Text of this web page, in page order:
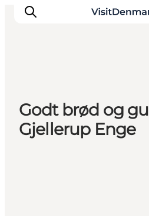
Inspiration
Destinationer
Oplevelser
Godt brød og
Gjellerup Enge